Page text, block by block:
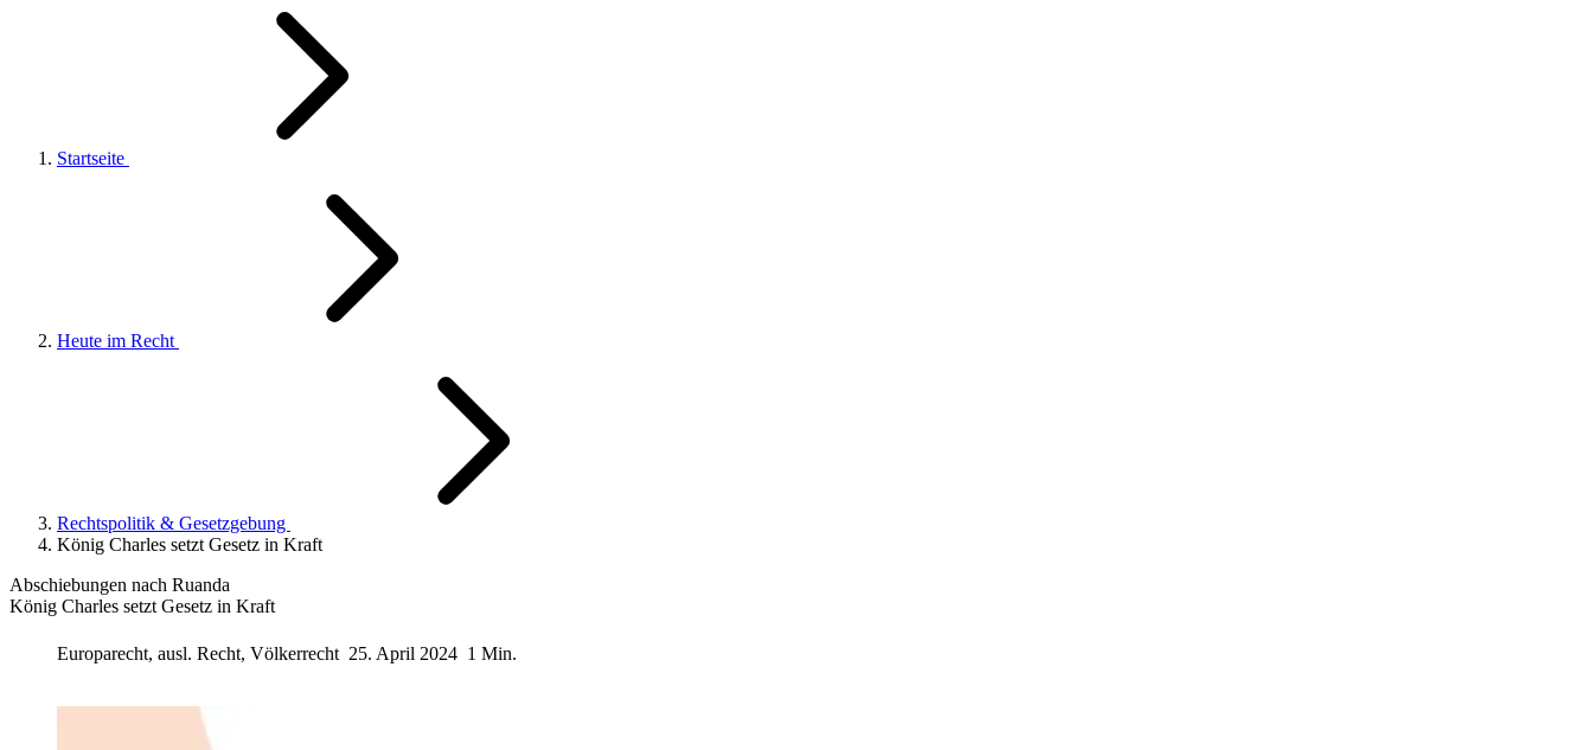
Startseite
Heute im Recht
Rechtspolitik & Gesetzgebung
König Charles setzt Gesetz in Kraft
Abschiebungen nach Ruanda
König Charles setzt Gesetz in Kraft
Europarecht, ausl. Recht, Völkerrecht 25. April 2024 1 Min.